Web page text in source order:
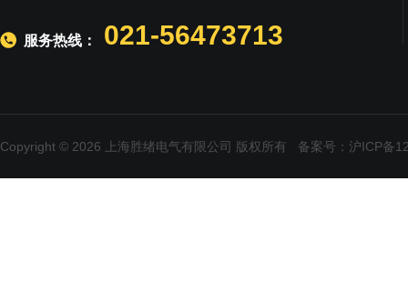
服务热线： 021-56473713
Copyright © 2026 上海胜绪电气有限公司 版权所有 备案号：沪ICP备